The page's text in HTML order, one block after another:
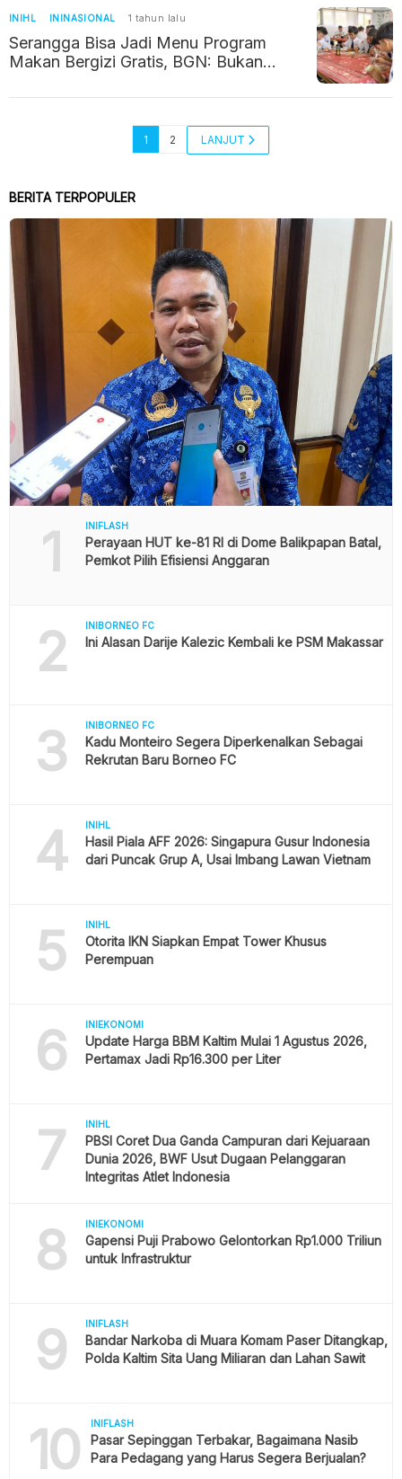
INIHL ININASIONAL 1 tahun lalu
Serangga Bisa Jadi Menu Program
Makan Bergizi Gratis, BGN: Bukan
1 2 LANJUT
BERITA TERPOPULER
1 INIFLASH
Perayaan HUT ke-81 RI di Dome Balikpapan Batal,
Pemkot Pilih Efisiensi Anggaran
2 INIBORNEO FC
Ini Alasan Darije Kalezic Kembali ke PSM Makassar
3 INIBORNEO FC
Kadu Monteiro Segera Diperkenalkan Sebagai
Rekrutan Baru Borneo FC
4 INIHL
Hasil Piala AFF 2026: Singapura Gusur Indonesia
dari Puncak Grup A, Usai Imbang Lawan Vietnam
5 INIHL
Otorita IKN Siapkan Empat Tower Khusus
Perempuan
6 INIEKONOMI
Update Harga BBM Kaltim Mulai 1 Agustus 2026,
Pertamax Jadi Rp16.300 per Liter
7 INIHL
PBSI Coret Dua Ganda Campuran dari Kejuaraan
Dunia 2026, BWF Usut Dugaan Pelanggaran
Integritas Atlet Indonesia
8 INIEKONOMI
Gapensi Puji Prabowo Gelontorkan Rp1.000 Triliun
untuk Infrastruktur
9 INIFLASH
Bandar Narkoba di Muara Komam Paser Ditangkap,
Polda Kaltim Sita Uang Miliaran dan Lahan Sawit
10 INIFLASH
Pasar Sepinggan Terbakar, Bagaimana Nasib
Para Pedagang yang Harus Segera Berjualan?